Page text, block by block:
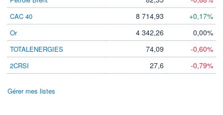
VOLUME
0
CAPITAL ÉCHANGÉ
0,00%
VALORISATION CAPI.
BOURSIÈRE
13 MUSD
BAISSE HAUSSE
ESTIMÉ 2026
CAC 40 8 714,93 +0,17%
Or 4 342,26 0,00%
TOTALENERGIES 74,09 -0,60%
2CRSI 27,6 -0,79%
Gérer mes listes